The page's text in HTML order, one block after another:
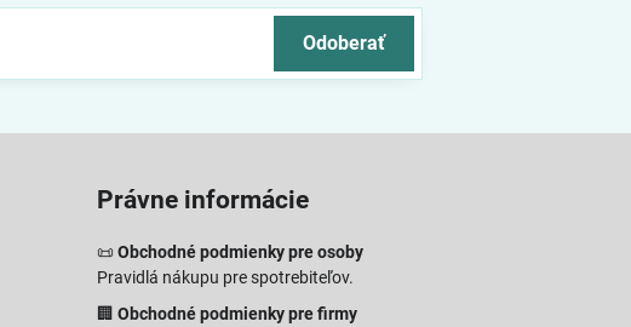
Odoberať
Právne informácie
📜Obchodné podmienky pre osoby
Pravidlá nákupu pre spotrebiteľov.
🏢Obchodné podmienky pre firmy